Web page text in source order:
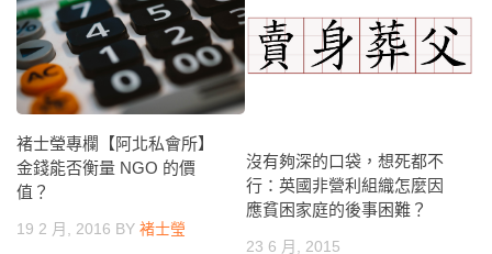
褚士瑩專欄【阿北私會所】
金錢能否衡量 NGO 的價
值？
19 2 月, 2016 BY 褚士瑩
沒有夠深的口袋，想死都不
行：英國非營利組織怎麼因
應貧困家庭的後事困難？
23 6 月, 2015